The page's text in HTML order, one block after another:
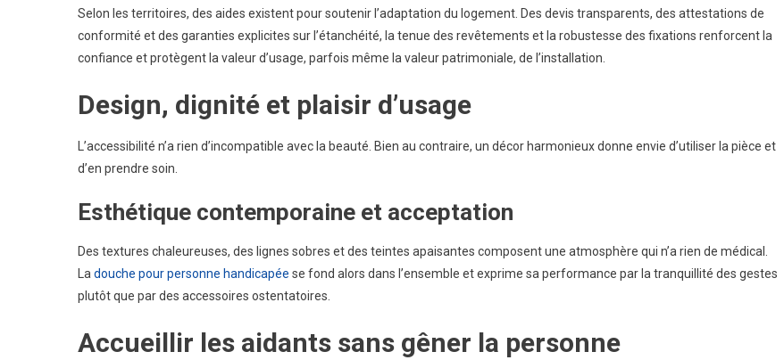
Selon les territoires, des aides existent pour soutenir l’adaptation du logement. Des devis transparents, des attestations de
conformité et des garanties explicites sur l’étanchéité, la tenue des revêtements et la robustesse des fixations renforcent la
confiance et protègent la valeur d’usage, parfois même la valeur patrimoniale, de l’installation.
Design, dignité et plaisir d’usage
L’accessibilité n’a rien d’incompatible avec la beauté. Bien au contraire, un décor harmonieux donne envie d’utiliser la pièce et
d’en prendre soin.
Esthétique contemporaine et acceptation
Des textures chaleureuses, des lignes sobres et des teintes apaisantes composent une atmosphère qui n’a rien de médical.
Ladouche pour personne handicapée se fond alors dans l’ensemble et exprime sa performance par la tranquillité des gestes
plutôt que par des accessoires ostentatoires.
Accueillir les aidants sans gêner la personne